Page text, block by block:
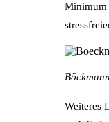
Minimum
Weiteres